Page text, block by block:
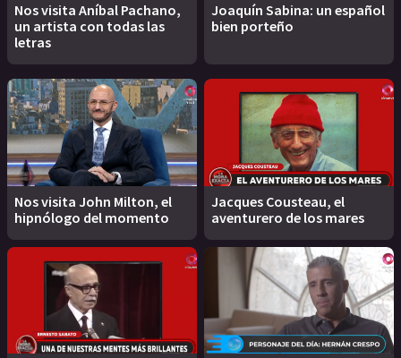
Nos visita Aníbal Pachano,
un artista con todas las
letras
Joaquín Sabina: un español
bien porteño
Nos visita John Milton, el
hipnólogo del momento
Jacques Cousteau, el
aventurero de los mares